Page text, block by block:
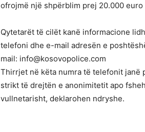
ofrojmë një shpërblim prej 20.000
Qytetarët të cilët kanë informacione
telefoni dhe e-mail adresën e
mail: info@kosovopolice.com
Thirrjet në këta numra të telefonit janë
strikt të drejtën e anonimitetit apo
vullnetarisht, deklarohen ndryshe.